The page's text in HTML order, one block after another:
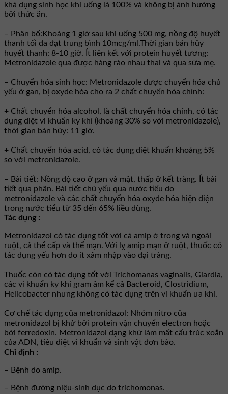
khả dụng sinh học khi uống là 100% và không bị ảnh hưởng
bởi thức ăn.
– Phân bố:Khoảng 1 giờ sau khi uống 500 mg, nồng độ huyết
thanh tối đa đạt trung bình 10mcg/ml.Thời gian bán hủy
huyết thanh: 8-10 giờ. Ít liên kết với protein huyết tương:
Metronidazole qua được hàng rào nhau thai và qua sữa mẹ.
– Chuyển hóa sinh học: Metronidazole được chuyển hóa chủ
yếu ở gan, bị oxyde hóa cho ra 2 chất chuyển hóa chính:
+ Chất chuyển hóa alcohol, là chất chuyển hóa chính, có tác
dụng diệt vi khuẩn kỵ khí (khoảng 30% so với metronidazole),
thời gian bán hủy: 11 giờ.
+ Chất chuyển hóa acid, có tác dụng diệt khuẩn khoảng 5%
so với metronidazole.
– Bài tiết: Nồng độ cao ở gan và mật, thấp ở kết tràng. Ít bài
tiết qua phân. Bài tiết chủ yếu qua nước tiểu do
metronidazole và các chất chuyển hóa oxyde hóa hiện diện
trong nước tiểu từ 35 đến 65% liều dùng.
Tác dụng :
Metronidazol có tác dụng tốt với cả amip ở trong và ngoài
ruột, cả thể cấp và thể mạn. Với lỵ amip mạn ở ruột, thuốc có
tác dụng yếu hơn do ít xâm nhập vào đại tràng.
Thuốc còn có tác dụng tốt với Trichomanas vaginalis, Giardia,
các vi khuẩn kỵ khí gram âm kể cả Bacteroid, Clostridium,
Helicobacter nhưng không có tác dụng trên vi khuẩn ưa khí.
Cơ chế tác dụng của metronidazol: Nhóm nitro của
metronidazol bị khử bởi protein vận chuyển electron hoặc
bởi ferredoxin. Metronidazol dạng khử làm mất cấu trúc xoắn
của ADN, tiêu diệt vi khuẩn và sinh vật đơn bào.
Chỉ định :
– Bệnh do amip.
– Bệnh đường niệu-sinh dục do trichomonas.